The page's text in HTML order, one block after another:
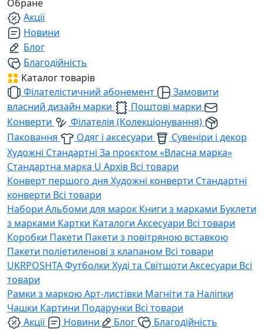
Обране
Акції
Новини
Блог
Благодійність
Каталог товарів
Філателістичний абонемент
Замовити
власний дизайн марки
Поштові марки
Конверти
Філателія (Колекціонування)
Паковання
Одяг і аксесуари
Сувеніри і декор
Художні Стандартні За проєктом «Власна марка»
Стандартна марка U Архів Всі товари
Конверт першого дня Художні конверти Стандартні
конверти Всі товари
Набори Альбоми для марок Книги з марками Буклети
з марками Картки Каталоги Аксесуари Всі товари
Коробки Пакети Пакети з повітряною вставкою
Пакети поліетиленові з клапаном Всі товари
UKRPOSHTAФутболки Худі та Світшоти Аксесуари Всі
товари
Рамки з маркоюАрт-листівки Магніти та Наліпки
Чашки Картини Подарунки Всі товари
Акції
Новини Блог
Благодійність